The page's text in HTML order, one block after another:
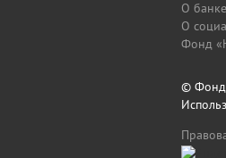
О
О
Фонд
© Фонд